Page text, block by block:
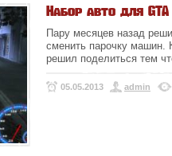
Набор авто для GTA
Пару месяцев назад
сменить парочку машин.
решил поделиться тем
05.05.2013 admin